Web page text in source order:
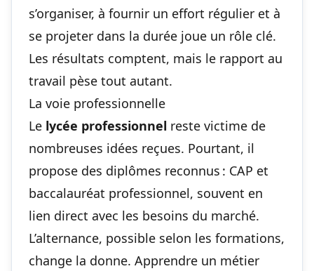
s’organiser, à fournir un effort régulier et à
se projeter dans la durée joue un rôle clé.
Les résultats comptent, mais le rapport au
travail pèse tout autant.
La voie professionnelle
Le lycée professionnel reste victime de
nombreuses idées reçues. Pourtant, il
propose des diplômes reconnus : CAP et
baccalauréat professionnel, souvent en
lien direct avec les besoins du marché.
L’alternance, possible selon les formations,
change la donne. Apprendre un métier